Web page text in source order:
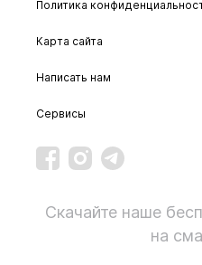
Политика
Карта сайта
Написать нам
Сервисы
Скачайте наше
на